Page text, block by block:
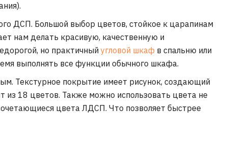
ДСП. Большой выбор цветов, стойкое к царапинам
нам делать красивую, качественную и
но практичный угловой шкаф в спальню или
выполнять все функции обычного шкафа.
Текстурное покрытие имеет рисунок, создающий
из 18 цветов. Также можно использовать цвета не
цвета ЛДСП. Что позволяет быстрее